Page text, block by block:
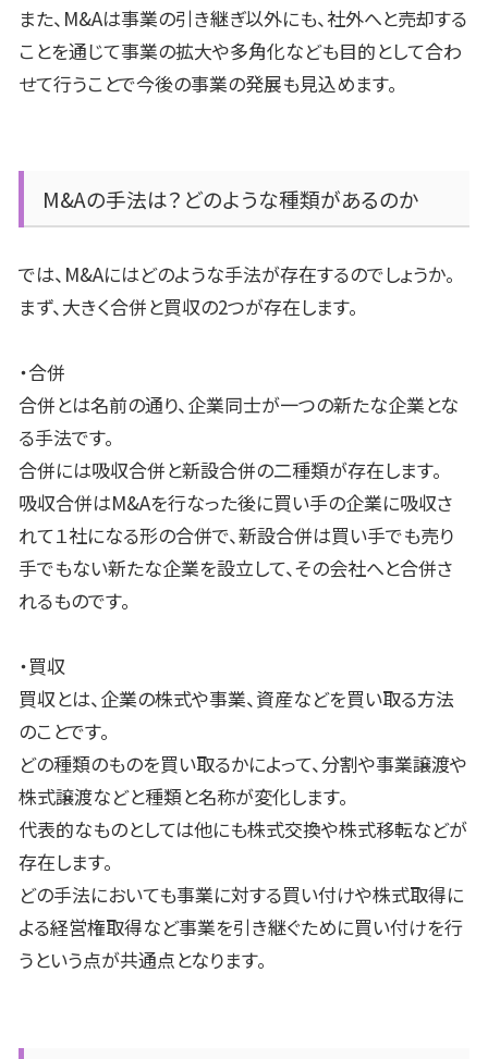
また、 M&Aは事業の引き継ぎ以外にも、社外へと売却する
ことを通じて事業の拡大や多角化なども目的として合わ
せて行うことで今後の事業の発展も見込めます。
M&Aの手法は？どのような種類があるのか
では、 M&Aにはどのような手法が存在するのでしょうか。
まず、大きく合併と買収の2つが存在します。
・合併
合併とは名前の通り、企業同士が一つの新たな企業とな
る手法です。
合併には吸収合併と新設合併の二種類が存在します。
吸収合併はM&Aを行なった後に買い手の企業に吸収さ
れて１社になる形の合併で、新設合併は買い手でも売り
手でもない新たな企業を設立して、その会社へと合併さ
れるものです。
・買収
買収とは、企業の株式や事業、資産などを買い取る方法
のことです。
どの種類のものを買い取るかによって、分割や事業譲渡や
株式譲渡などと種類と名称が変化します。
代表的なものとしては他にも株式交換や株式移転などが
存在します。
どの手法においても事業に対する買い付けや株式取得に
よる経営権取得など事業を引き継ぐために買い付けを行
うという点が共通点となります。